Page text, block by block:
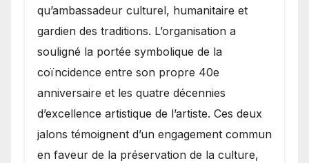
qu’ambassadeur culturel, humanitaire et
gardien des traditions. L’organisation a
souligné la portée symbolique de la
coïncidence entre son propre 40e
anniversaire et les quatre décennies
d’excellence artistique de l’artiste. Ces deux
jalons témoignent d’un engagement commun
en faveur de la préservation de la culture,